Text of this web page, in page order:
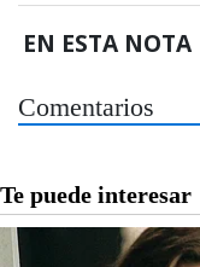
EN ESTA NOTA
Comentarios